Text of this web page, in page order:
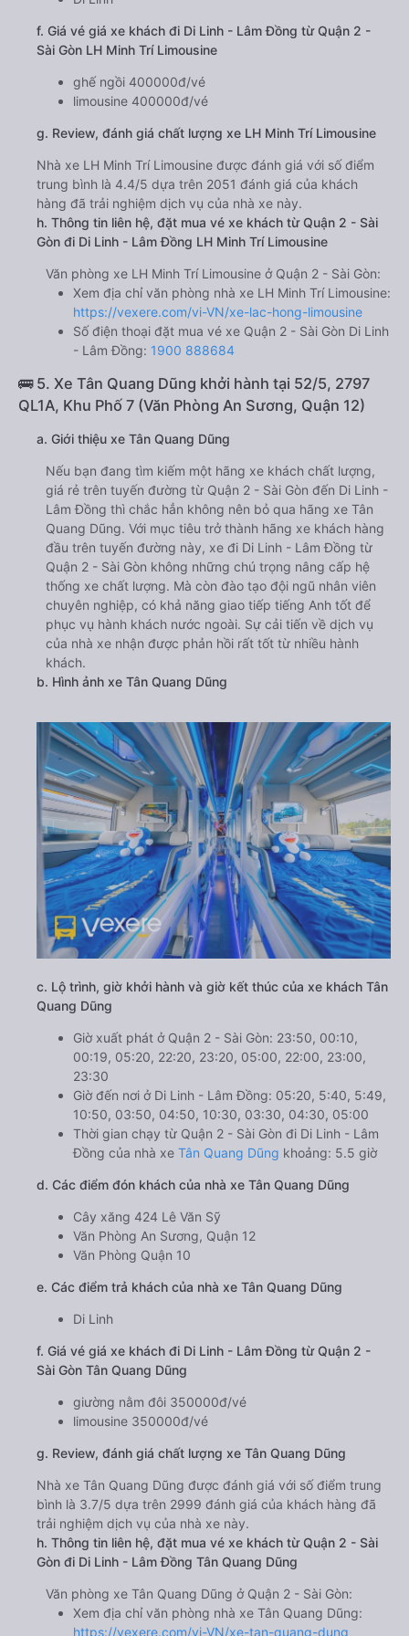
f. Giá vé giá xe khách đi Di Linh - Lâm Đồng từ Quận 2 -
Sài Gòn LH Minh Trí Limousine
ghế ngồi 400000đ/vé
limousine 400000đ/vé
g. Review, đánh giá chất lượng xe LH Minh Trí Limousine
Nhà xe LH Minh Trí Limousine được đánh giá với số điểm
trung bình là 4.4/5 dựa trên 2051 đánh giá của khách
hàng đã trải nghiệm dịch vụ của nhà xe này.
h. Thông tin liên hệ, đặt mua vé xe khách từ Quận 2 - Sài
Gòn đi Di Linh - Lâm Đồng LH Minh Trí Limousine
Văn phòng xe LH Minh Trí Limousine ở Quận 2 - Sài Gòn:
Xem địa chỉ văn phòng nhà xe LH Minh Trí Limousine:
https://vexere.com/vi-VN/xe-lac-hong-limousine
Số điện thoại đặt mua vé xe Quận 2 - Sài Gòn Di Linh
- Lâm Đồng: 1900 888684
🚌 5. Xe Tân Quang Dũng khởi hành tại 52/5, 2797
QL1A, Khu Phố 7 (Văn Phòng An Sương, Quận 12)
a. Giới thiệu xe Tân Quang Dũng
Nếu bạn đang tìm kiếm một hãng xe khách chất lượng,
giá rẻ trên tuyến đường từ Quận 2 - Sài Gòn đến Di Linh -
Lâm Đồng thì chắc hẳn không nên bỏ qua hãng xe Tân
Quang Dũng. Với mục tiêu trở thành hãng xe khách hàng
đầu trên tuyến đường này, xe đi Di Linh - Lâm Đồng từ
Quận 2 - Sài Gòn không những chú trọng nâng cấp hệ
thống xe chất lượng. Mà còn đào tạo đội ngũ nhân viên
chuyên nghiệp, có khả năng giao tiếp tiếng Anh tốt để
phục vụ hành khách nước ngoài. Sự cải tiến về dịch vụ
của nhà xe nhận được phản hồi rất tốt từ nhiều hành
khách.
b. Hình ảnh xe Tân Quang Dũng
c. Lộ trình, giờ khởi hành và giờ kết thúc của xe khách Tân
Quang Dũng
Giờ xuất phát ở Quận 2 - Sài Gòn: 23:50, 00:10,
00:19, 05:20, 22:20, 23:20, 05:00, 22:00, 23:00,
23:30
Giờ đến nơi ở Di Linh - Lâm Đồng: 05:20, 5:40, 5:49,
10:50, 03:50, 04:50, 10:30, 03:30, 04:30, 05:00
Thời gian chạy từ Quận 2 - Sài Gòn đi Di Linh - Lâm
Đồng của nhà xe Tân Quang Dũng khoảng: 5.5 giờ
d. Các điểm đón khách của nhà xe Tân Quang Dũng
Cây xăng 424 Lê Văn Sỹ
Văn Phòng An Sương, Quận 12
Văn Phòng Quận 10
e. Các điểm trả khách của nhà xe Tân Quang Dũng
Di Linh
f. Giá vé giá xe khách đi Di Linh - Lâm Đồng từ Quận 2 -
Sài Gòn Tân Quang Dũng
giường nằm đôi 350000đ/vé
limousine 350000đ/vé
g. Review, đánh giá chất lượng xe Tân Quang Dũng
Nhà xe Tân Quang Dũng được đánh giá với số điểm trung
bình là 3.7/5 dựa trên 2999 đánh giá của khách hàng đã
trải nghiệm dịch vụ của nhà xe này.
h. Thông tin liên hệ, đặt mua vé xe khách từ Quận 2 - Sài
Gòn đi Di Linh - Lâm Đồng Tân Quang Dũng
Văn phòng xe Tân Quang Dũng ở Quận 2 - Sài Gòn:
Xem địa chỉ văn phòng nhà xe Tân Quang Dũng:
https://vexere.com/vi-VN/xe-tan-quang-dung